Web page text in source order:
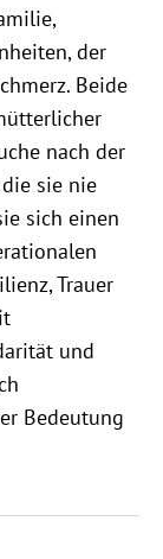
der
Beide
nach der
sie nie
sich einen
Trauer
und
Bedeutung